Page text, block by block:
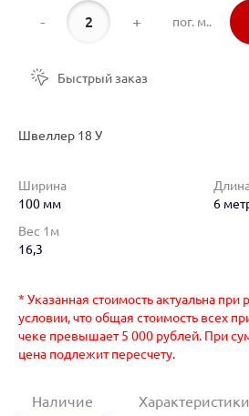
- + пог. м..
Быстрый заказ
Швеллер 18 У
Ширина
100 мм
6
Вес 1м
16,3
* Указанная стоимость актуальна при
условии, что общая стоимость всех
чеке превышает 5 000 рублей. При
цена подлежит пересчету.
Наличие Характеристики